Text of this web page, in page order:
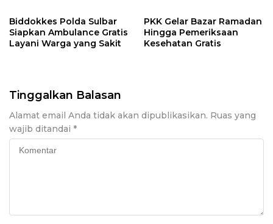
Biddokkes Polda Sulbar
Siapkan Ambulance Gratis
Layani Warga yang Sakit
PKK Gelar Bazar Ramadan
Hingga Pemeriksaan
Kesehatan Gratis
Tinggalkan Balasan
Alamat email Anda tidak akan dipublikasikan. Ruas yang
wajib ditandai *